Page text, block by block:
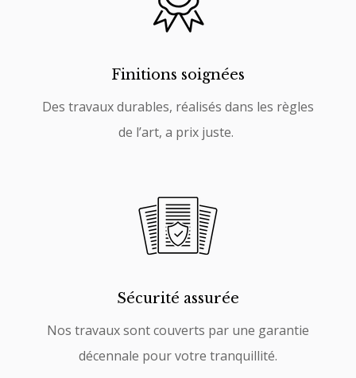
Finitions soignées
Des travaux durables, réalisés dans les règles
de l’art, a prix juste.
Sécurité assurée
Nos travaux sont couverts par une garantie
décennale pour votre tranquillité.